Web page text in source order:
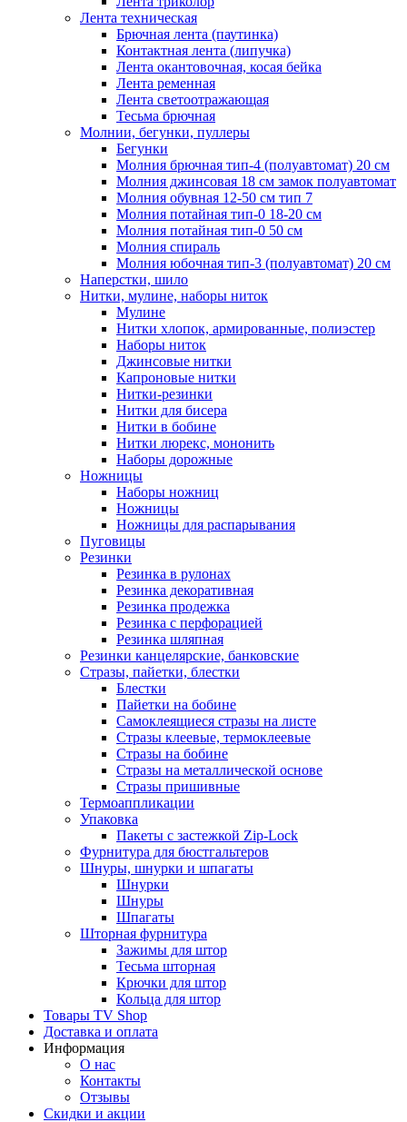
Лента техническая
Брючная лента (паутинка)
Контактная лента (липучка)
Лента окантовочная, косая бейка
Лента ременная
Лента светоотражающая
Тесьма брючная
Молнии, бегунки, пуллеры
Бегунки
Молния брючная тип-4 (полуавтомат) 20 см
Молния джинсовая 18 см замок полуавтомат
Молния обувная 12-50 см тип 7
Молния потайная тип-0 18-20 см
Молния потайная тип-0 50 см
Молния спираль
Молния юбочная тип-3 (полуавтомат) 20 см
Наперстки, шило
Нитки, мулине, наборы ниток
Мулине
Нитки хлопок, армированные, полиэстер
Наборы ниток
Джинсовые нитки
Капроновые нитки
Нитки-резинки
Нитки для бисера
Нитки в бобине
Нитки люрекс, мононить
Наборы дорожные
Ножницы
Наборы ножниц
Ножницы
Ножницы для распарывания
Пуговицы
Резинки
Резинка в рулонах
Резинка декоративная
Резинка продежка
Резинка с перфорацией
Резинка шляпная
Резинки канцелярские, банковские
Стразы, пайетки, блестки
Блестки
Пайетки на бобине
Самоклеящиеся стразы на листе
Стразы клеевые, термоклеевые
Стразы на бобине
Стразы на металлической основе
Стразы пришивные
Термоаппликации
Упаковка
Пакеты с застежкой Zip-Lock
Фурнитура для бюстгальтеров
Шнуры, шнурки и шпагаты
Шнурки
Шнуры
Шпагаты
Шторная фурнитура
Зажимы для штор
Тесьма шторная
Крючки для штор
Кольца для штор
Товары TV Shop
Доставка и оплата
Информация
О нас
Контакты
Отзывы
Скидки и акции